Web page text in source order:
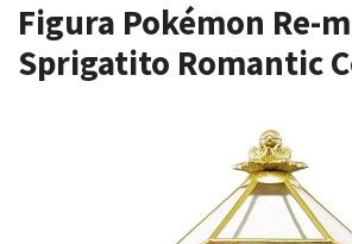
Figura Pokémon Re-
Sprigatito Romantic